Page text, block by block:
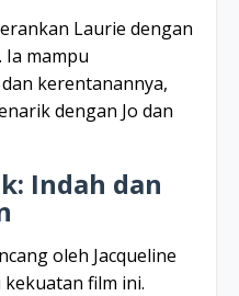
Laurie dengan
Ia mampu
kerentanannya,
dengan Jo dan
Indah dan
oleh Jacqueline
film ini.